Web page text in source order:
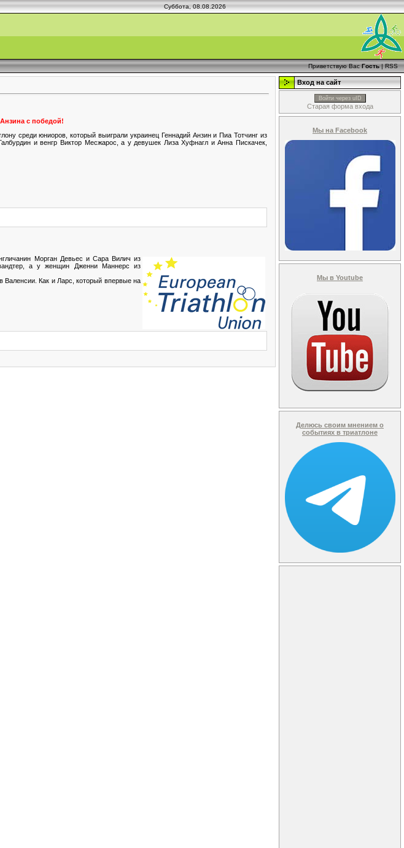
Суббота, 08.08.2026
Приветствую Вас Гость|RSS
с победой!
среди юниоров, который выиграли украинец Геннадий Анзин и Пиа Тотчинг из
и венгр Виктор Месжарос, а у девушек Лиза Хуфнагл и Анна Пискачек,
Морган Девьес и Сара Вилич из
а у женщин Дженни Маннерс из
Валенсии. Как и Ларс, который впервые на
Вход на сайт
Войти через uID
Старая форма входа
Мы на Facebook
Мы в Youtube
Делюсь своим мнением о
событиях в триатлоне